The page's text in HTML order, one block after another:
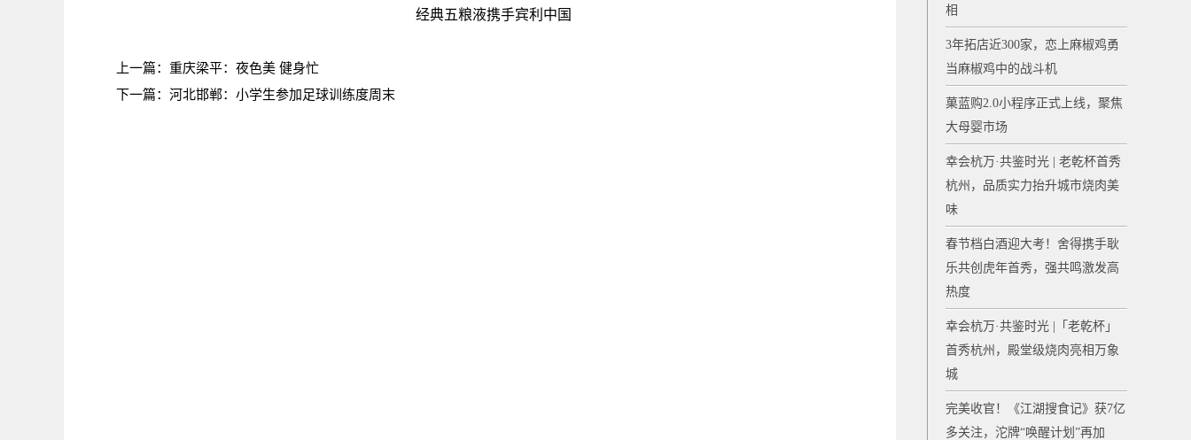
经典五粮液携手宾利中国
上一篇： 重庆梁平：夜色美 健身忙
下一篇： 河北邯郸：小学生参加足球训练度周末
相
3年拓店近300家，恋上麻椒鸡勇
当麻椒鸡中的战斗机
菓蓝购2.0小程序正式上线，聚焦
大母婴市场
幸会杭万·共鉴时光 | 老乾杯首秀
杭州，品质实力抬升城市烧肉美
味
春节档白酒迎大考！舍得携手耿
乐共创虎年首秀，强共鸣激发高
热度
幸会杭万·共鉴时光 |「老乾杯」
首秀杭州，殿堂级烧肉亮相万象
城
完美收官！《江湖搜食记》获7亿
多关注，沱牌“唤醒计划”再加